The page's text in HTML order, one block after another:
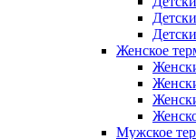
Женское
Мужское